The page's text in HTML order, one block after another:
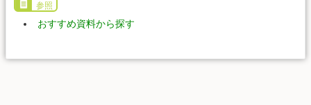
参照
おすすめ資料から探す